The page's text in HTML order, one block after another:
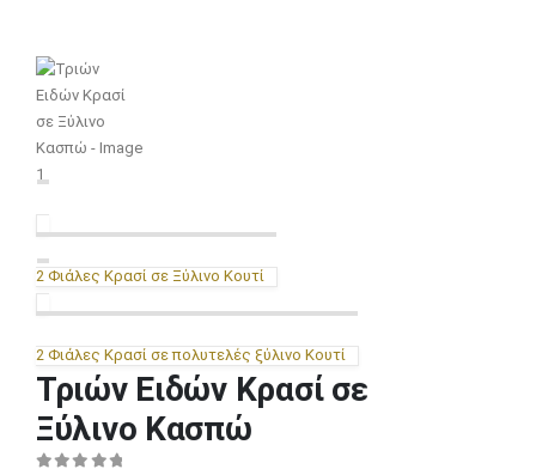
2 Φιάλες Κρασί σε Ξύλινο Κουτί
2 Φιάλες Κρασί σε πολυτελές ξύλινο Κουτί
Τριών Ειδών Κρασί σε
Ξύλινο Κασπώ